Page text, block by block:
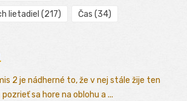
lietadiel (217) Čas (34)
2 je nádherné to, že v nej stále žije ten
sa hore na oblohu a ...